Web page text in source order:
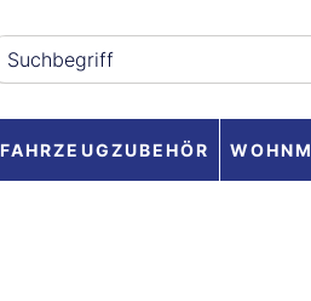
FAHRZEUGZUBEHÖR